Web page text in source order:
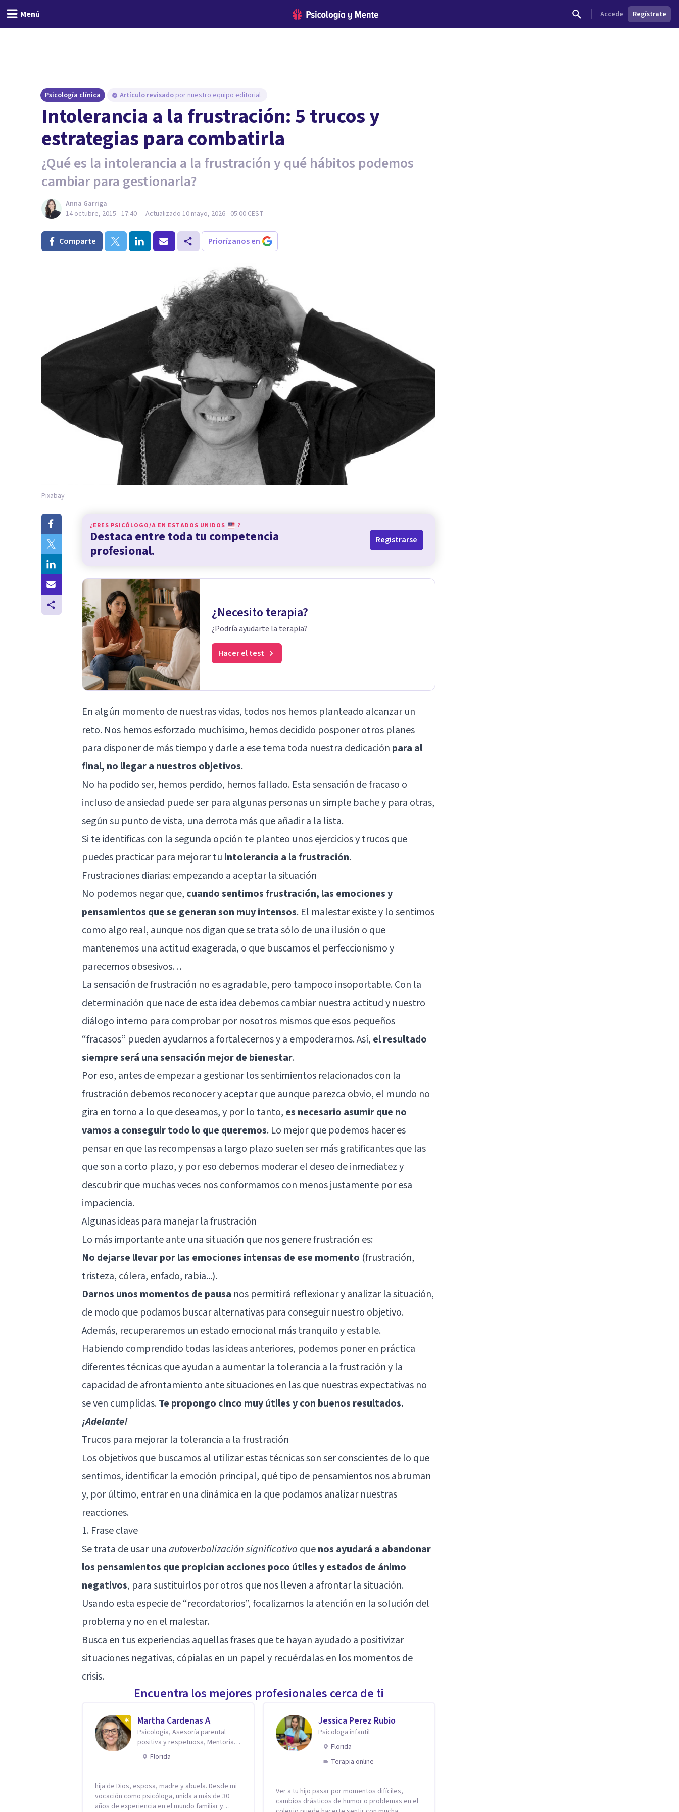
Menú Accede Regístrate
Psicología clínica Artículo revisado por nuestro equipo editorial
​Intolerancia a la frustración: 5 trucos y
estrategias para combatirla
¿Qué es la intolerancia a la frustración y qué hábitos podemos
cambiar para gestionarla?
Anna Garriga
14 octubre, 2015 - 17:40— Actualizado 10 mayo, 2026 - 05:00 CEST
Comparte Priorízanos en
Pixabay
¿ERES PSICÓLOGO/A EN ESTADOS UNIDOS ?
Destaca entre toda tu competencia
profesional.
Registrarse
¿Necesito terapia?
¿Podría ayudarte la terapia?
Hacer el test
En algún momento de nuestras vidas, todos nos hemos planteado alcanzar un
reto. Nos hemos esforzado muchísimo, hemos decidido posponer otros planes
para disponer de más tiempo y darle a ese tema toda nuestra dedicación para al
final, no llegar a nuestros objetivos.
No ha podido ser, hemos perdido, hemos fallado. Esta sensación de fracaso o
incluso deansiedad puede ser para algunas personas un simple bache y para otras,
según su punto de vista, una derrota más que añadir a la lista.
Si te identificas con la segunda opción te planteo unos ejercicios y trucos que
puedes practicar para mejorar tu intolerancia a la frustración.
Frustraciones diarias: empezando a aceptar la situación
No podemos negar que, cuando sentimos frustración, las emociones y
pensamientos que se generan son muy intensos. El malestar existe y lo sentimos
como algo real, aunque nos digan que se trata sólo de una ilusión o que
mantenemos una actitud exagerada, o que buscamos el perfeccionismoy
parecemos obsesivos…
Lasensación de frustración no es agradable, pero tampoco insoportable. Con la
determinación que nace de esta idea debemos cambiar nuestra actitud y nuestro
diálogo interno para comprobar por nosotros mismos que esos pequeños
“fracasos” pueden ayudarnos a fortalecernos y a empoderarnos. Así, el resultado
siempre será una sensación mejor de bienestar.
Por eso, antes de empezar a gestionar los sentimientos relacionados con la
frustración debemos reconocer y aceptar que aunque parezca obvio, el mundo no
gira en torno a lo que deseamos, y por lo tanto, es necesario asumir que no
vamos a conseguir todo lo que queremos. Lo mejor que podemos hacer es
pensar en que las recompensas a largo plazo suelen ser más gratificantes que las
que son a corto plazo, y por eso debemos moderar el deseo de inmediatez y
descubrir que muchas veces nos conformamos con menos justamente por esa
impaciencia.
Algunas ideas para manejar la frustración
Lo más importante ante una situación que nos genere frustración es:
No dejarse llevar por las emociones intensas de ese momento (frustración,
tristeza, cólera, enfado, rabia...).
Darnos unos momentos de pausa nos permitirá reflexionar y analizar la situación,
de modo que podamos buscar alternativas para conseguir nuestro objetivo.
Además, recuperaremos un estado emocional más tranquilo y estable.
Habiendo comprendido todas las ideas anteriores, podemos poner en práctica
diferentes técnicas que ayudan a aumentar la tolerancia a la frustración y la
capacidad de afrontamiento ante situaciones en las que nuestras expectativas no
se ven cumplidas.Te propongo cinco muy útiles y con buenos resultados.
¡Adelante!
Trucos para mejorar la tolerancia a la frustración
Los objetivos que buscamos al utilizar estas técnicas son ser conscientes de lo que
sentimos, identificar la emoción principal, qué tipo de pensamientos nos abruman
y, por último, entrar en una dinámica en la que podamos analizar nuestras
reacciones.
1. Frase clave
Se trata de usar unaautoverbalización significativa quenos ayudará a abandonar
los pensamientos que propician acciones poco útiles y estados de ánimo
negativos, para sustituirlos por otros que nos lleven a afrontar la situación.
Usando esta especie de “recordatorios”, focalizamos la atención en la solución del
problema y no en el malestar.
Busca en tus experiencias aquellas frases que te hayan ayudado a positivizar
situaciones negativas, cópialas en un papel y recuérdalas en los momentos de
crisis.
Encuentra los mejores profesionales cerca de ti
Martha Cardenas A
Psicología, Asesoría parental
positiva y respetuosa, Mentoria
reconexión contigo
Florida
hija de Dios, esposa, madre y abuela. Desde mi
vocación como psicóloga, unida a más de 30
años de experiencia en el mundo familiar y
Jessica Perez Rubio
Psicologa infantil
Florida
Terapia online
Ver a tu hijo pasar por momentos difíciles,
cambios drásticos de humor o problemas en el